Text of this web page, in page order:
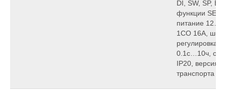
DI, SW, SP,
функции SET,
питание
1CO 16A,
регулировка
0.1с…10ч,
IP20, версия
транспорта